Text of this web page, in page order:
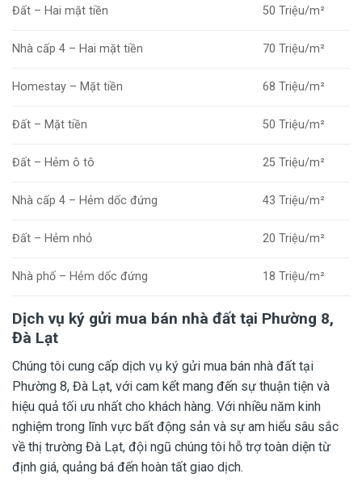
Đất – Hai mặt tiền 50 Triệu/m²
Nhà cấp 4 – Hai mặt tiền 70 Triệu/m²
Homestay – Mặt tiền 68 Triệu/m²
Đất – Mặt tiền 50 Triệu/m²
Đất – Hẻm ô tô 25 Triệu/m²
Nhà cấp 4 – Hẻm dốc đứng 43 Triệu/m²
Đất – Hẻm nhỏ 20 Triệu/m²
Nhà phố – Hẻm dốc đứng 18 Triệu/m²
Dịch vụ ký gửi mua bán nhà đất tại Phường 8,
Đà Lạt
Chúng tôi cung cấp dịch vụ ký gửi mua bán nhà đất tại
Phường 8, Đà Lạt, với cam kết mang đến sự thuận tiện và
hiệu quả tối ưu nhất cho khách hàng. Với nhiều năm kinh
nghiệm trong lĩnh vực bất động sản và sự am hiểu sâu sắc
về thị trường Đà Lạt, đội ngũ chúng tôi hỗ trợ toàn diện từ
định giá, quảng bá đến hoàn tất giao dịch.